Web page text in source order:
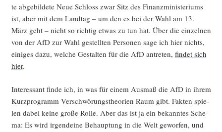
te abge­bil­de­te Neue Schloss zwar Sitz des Finanz­mi­nis­te­ri­ums
ist, aber mit dem Land­tag – um den es bei der Wahl am 13.
März geht – nicht so rich­tig etwas zu tun hat. Über die ein­zel­nen
von der AfD zur Wahl gestell­ten Per­so­nen sage ich hier nichts,
eini­ges dazu, wel­che Gestal­ten für die AfD antre­ten, fin­det sich
hier.
Inter­es­sant fin­de ich, in was für einem Aus­maß die AfD in ihrem
Kurz­pro­gramm Ver­schwö­rungs­theo­rien Raum gibt. Fak­ten spie­
len dabei kei­ne gro­ße Rol­le. Aber das ist ja ein bekann­tes Sche­
ma: Es wird irgend­ei­ne Behaup­tung in die Welt gewor­fen, und